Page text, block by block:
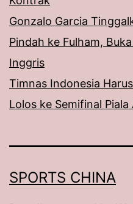
Gonzalo Garcia
Pindah ke Fulham,
Inggris
Timnas Indonesia
Lolos ke Semifinal Piala
SPORTS CHINA